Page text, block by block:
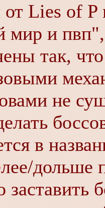
Lies of
мир и
так,
не
в
дольше
заставить